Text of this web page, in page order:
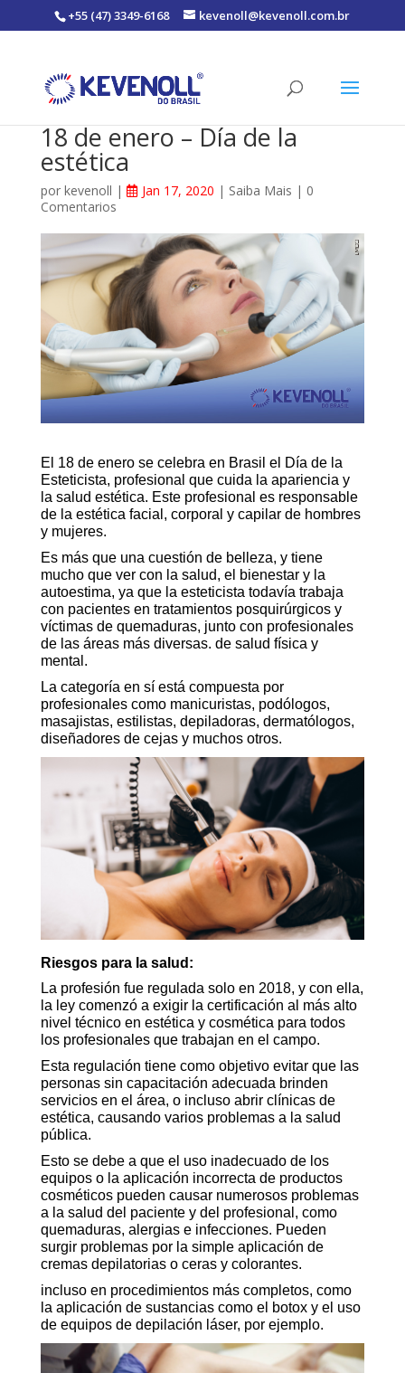
+55 (47) 3349-6168 kevenoll@kevenoll.com.br
18 de enero – Día de la
estética
por kevenoll | Jan 17, 2020 | Saiba Mais | 0
Comentarios
El 18 de enero se celebra en Brasil el Día de la
Esteticista, profesional que cuida la apariencia y
la salud estética. Este profesional es responsable
de la estética facial, corporal y capilar de hombres
y mujeres.
Es más que una cuestión de belleza, y tiene
mucho que ver con la salud, el bienestar y la
autoestima, ya que la esteticista todavía trabaja
con pacientes en tratamientos posquirúrgicos y
víctimas de quemaduras, junto con profesionales
de las áreas más diversas. de salud física y
mental.
La categoría en sí está compuesta por
profesionales como manicuristas, podólogos,
masajistas, estilistas, depiladoras, dermatólogos,
diseñadores de cejas y muchos otros.
Riesgos para la salud:
La profesión fue regulada solo en 2018, y con ella,
la ley comenzó a exigir la certificación al más alto
nivel técnico en estética y cosmética para todos
los profesionales que trabajan en el campo.
Esta regulación tiene como objetivo evitar que las
personas sin capacitación adecuada brinden
servicios en el área, o incluso abrir clínicas de
estética, causando varios problemas a la salud
pública.
Esto se debe a que el uso inadecuado de los
equipos o la aplicación incorrecta de productos
cosméticos pueden causar numerosos problemas
a la salud del paciente y del profesional, como
quemaduras, alergias e infecciones. Pueden
surgir problemas por la simple aplicación de
cremas depilatorias o ceras y colorantes.
incluso en procedimientos más completos, como
la aplicación de sustancias como el botox y el uso
de equipos de depilación láser, por ejemplo.